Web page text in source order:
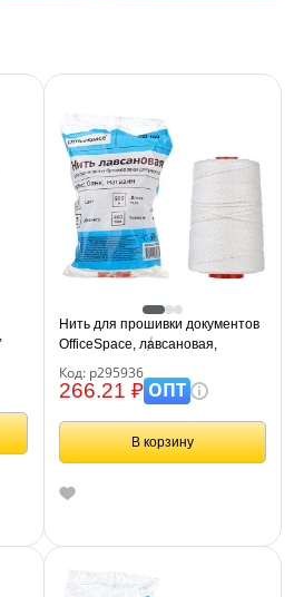
Нить для прошивки документов
OfficeSpace, лавсановая,
Код: р295936
266.21 ₽ОПТ
В корзину